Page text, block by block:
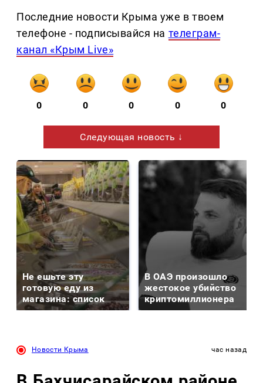
Последние новости Крыма уже в твоем
телефоне - подписывайся на телеграм-
канал «Крым Live»
0 0 0 0 0
Следующая новость ↓
Не ешьте эту
готовую еду из
магазина: список
В ОАЭ произошло
жестокое убийство
криптомиллионера
Новости Крыма час назад